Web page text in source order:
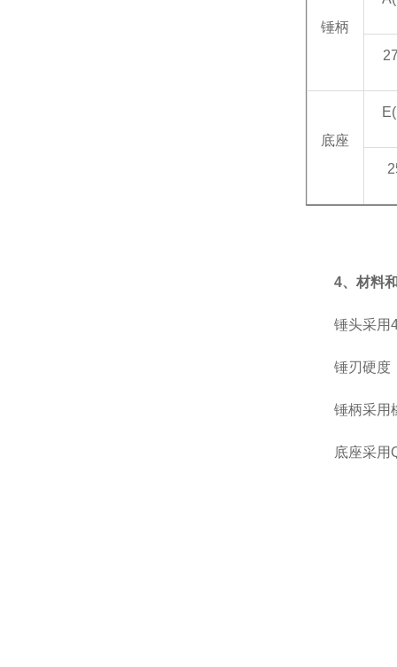
锤柄
底座
4、材料
锤头采用
锤刃硬度
锤柄采用
底座采用